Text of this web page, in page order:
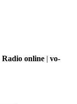
Radio online | vo-